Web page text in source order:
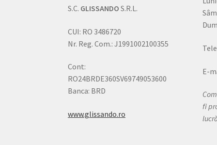
S.C. GLISSANDO S.R.L.
CUI: RO 3486720
Nr. Reg. Com.: J1991002100355
Cont:
RO24BRDE360SV69749053600
Banca: BRD
www.glissando.ro
E-
fi